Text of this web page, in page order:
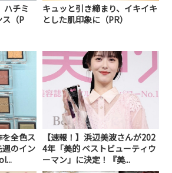
ハチミ
ス（P
キュッと引き締まり、イキイキ
とした肌印象に（PR）
全色ス
週のイン
【速報！】浜辺美波さんが202
4年「美的 ベストビューティウ
ーマン」に決定！『美...